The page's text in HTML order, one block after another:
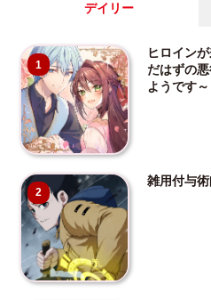
デイリー
1
ヒロイン
だはずの
ようです～
2
雑用付与